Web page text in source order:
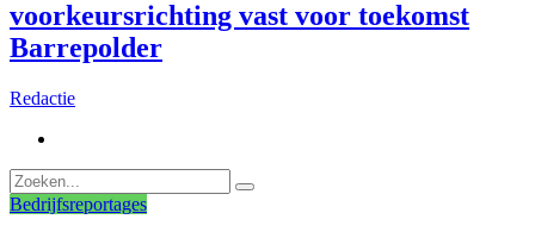
voorkeursrichting vast voor toekomst
Barrepolder
Redactie
Bedrijfsreportages